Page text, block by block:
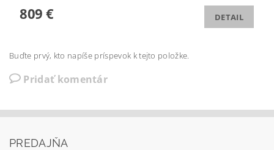
809 € DETAIL
Buďte prvý, kto napíše príspevok k tejto položke.
Pridať komentár
PREDAJŇA